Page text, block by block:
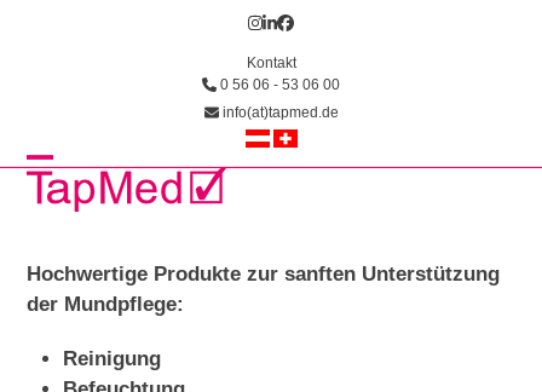
Instagram
LinkedIn
Facebook
Kontakt
0 56 06 - 53 06 00
info(at)tapmed.de
Open
menu
Close
menu
Hochwertige Produkte zur sanften Unterstützung
der Mundpflege:
Reinigung